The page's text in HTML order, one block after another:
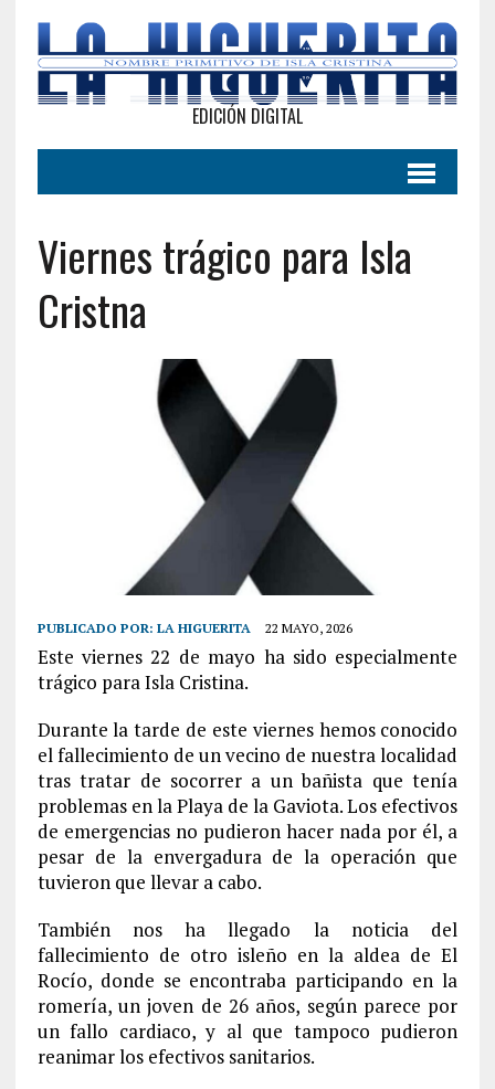
EDICIÓN DIGITAL
Viernes trágico para Isla
Cristna
PUBLICADO POR: LA HIGUERITA 22 MAYO, 2026
Este viernes 22 de mayo ha sido especialmente
trágico para Isla Cristina.
Durante la tarde de este viernes hemos conocido
el fallecimiento de un vecino de nuestra localidad
tras tratar de socorrer a un bañista que tenía
problemas en la Playa de la Gaviota. Los efectivos
de emergencias no pudieron hacer nada por él, a
pesar de la envergadura de la operación que
tuvieron que llevar a cabo.
También nos ha llegado la noticia del
fallecimiento de otro isleño en la aldea de El
Rocío, donde se encontraba participando en la
romería, un joven de 26 años, según parece por
un fallo cardiaco, y al que tampoco pudieron
reanimar los efectivos sanitarios.